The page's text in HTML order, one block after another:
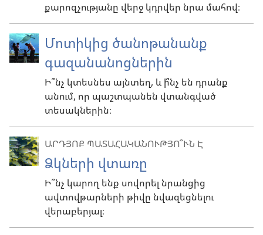
քարոզչությանը վերջ կդրվեր նրա մահով։
Մոտիկից ծանոթանանք
գազանանոցներին
Ի՞նչ կտեսնես այնտեղ, և ի՞նչ են դրանք
անում, որ պաշտպանեն վտանգված
տեսակներին։
ԱՐԴՅՈՔ ՊԱՏԱՀԱԿԱՆՈՒԹՅՈ՞ՒՆ Է
Ձկների վտառը
Ի՞նչ կարող ենք սովորել նրանցից
ավտովթարների թիվը նվազեցնելու
վերաբերյալ։